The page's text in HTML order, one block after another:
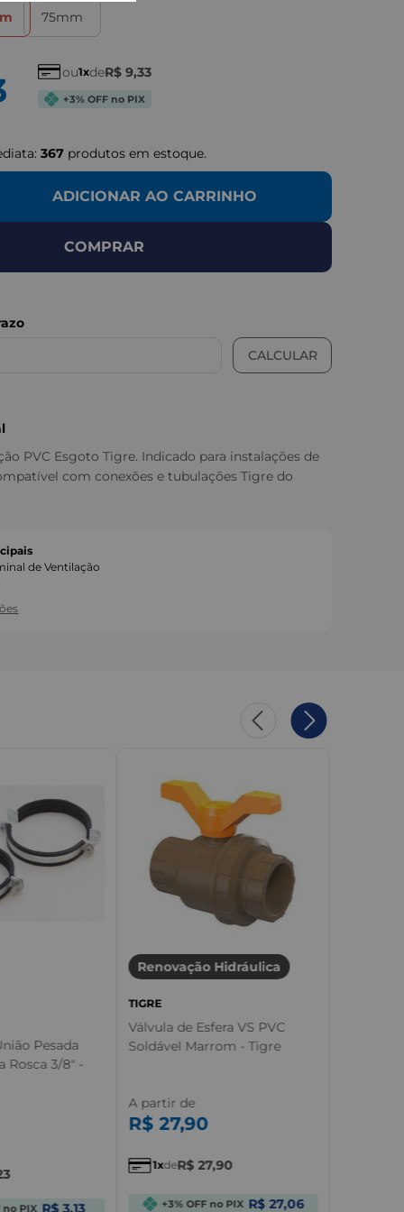
75mm
ou1 deR$ 9,33
+3% OFF no PIX
367 produtos em estoque.
ADICIONAR AO CARRINHO
COMPRAR
PVC Esgoto Tigre. Indicado para instalações de
com conexões e tubulações Tigre do
de Ventilação
Pesada
Rosca 3/8" -
no PIX R$ 3,13
Renovação Hidráulica
TIGRE
Válvula de Esfera VS PVC
Soldável Marrom - Tigre
A partir de
R$ 27,90
1 deR$ 27,90
+3% OFF no PIX R$ 27,06